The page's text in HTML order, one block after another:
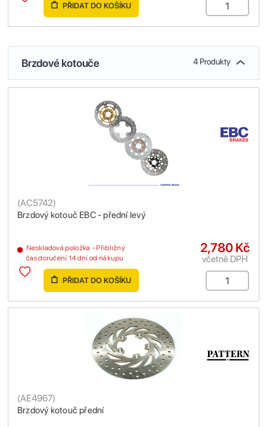
PŘIDAT DO KOŠÍKU
Brzdové kotouče 4 Produkty
Brzdový kotouč EBC - přední levý
(AC5742)
Neskladová položka - Přibližný
čas doručení 14 dní od nákupu
2,780 Kč
včetně DPH
PŘIDAT DO KOŠÍKU
Brzdový kotouč přední
(AE4967)